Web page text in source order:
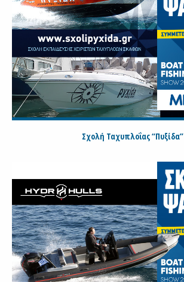
Σχολή Ταχυπλοΐας “Πυξίδα”